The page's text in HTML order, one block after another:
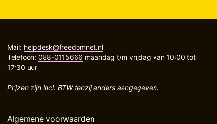
Mail: helpdesk@freedomnet.nl
Telefoon: 088-0115666 maandag t/m vrijdag van 10:00 tot
17:30 uur
Prijzen zijn incl. BTW tenzij anders aangegeven.
Algemene voorwaarden